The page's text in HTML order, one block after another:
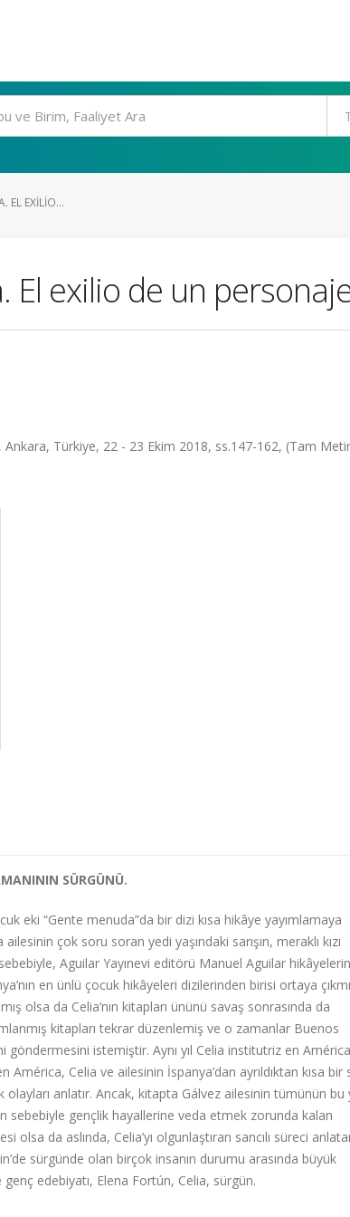
EL EXILIO...
exilio de un
Türkiye, 22 - 23 Ekim 2018, ss.147-162, (Tam
SÜRGÜNÜ.
eki “Gente menuda”da bir dizi kısa hikâye yayımlamaya
çok soru soran yedi yaşındaki sarışın, meraklı kızı
Aguilar Yayınevi editörü Manuel Aguilar hikâyelerin
en ünlü çocuk hikâyeleri dizilerinden birisi ortaya
olsa da Celia’nın kitapları ününü savaş sonrasında da
kitapları tekrar düzenlemiş ve o zamanlar Buenos
istemiştir. Aynı yıl Celia institutriz en América
América, Celia ve ailesinin İspanya’dan ayrıldıktan kısa bir
anlatır. Ancak, kitapta Gálvez ailesinin tümünün bu
sebebiyle gençlik hayallerine veda etmek zorunda kalan
da aslında, Celia’yı olgunlaştıran sancılı süreci
sürgünde olan birçok insanın durumu arasında büyük
edebiyatı, Elena Fortún, Celia, sürgün.